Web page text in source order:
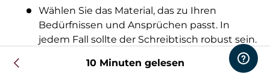
Wählen Sie das Material, das zu Ihren
Bedürfnissen und Ansprüchen passt. In
jedem Fall sollte der Schreibtisch robust sein.
Wählen Sie die Funktionen, die Sie brauchen:
10 Minuten gelesen